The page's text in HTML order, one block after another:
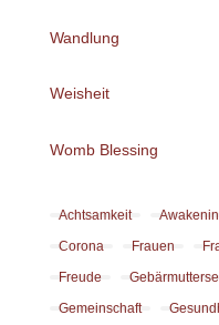
Wandlung
Weisheit
Womb Blessing
Achtsamkeit
Corona
Frauen
Freude
Gemeinschaft